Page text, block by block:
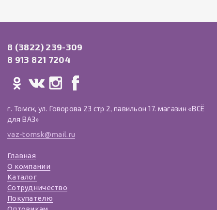
8 (3822) 239-309
8 913 821 7204
г. Томск, ул. Говорова 23 стр 2, павильон 17. магазин «ВСЁ
для ВАЗ»
vaz-tomsk@mail.ru
Главная
О компании
Каталог
Сотрудничество
Покупателю